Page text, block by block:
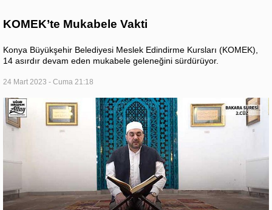
KOMEK’te Mukabele Vakti
Konya Büyükşehir Belediyesi Meslek Edindirme Kursları (KOMEK),
14 asırdır devam eden mukabele geleneğini sürdürüyor.
24 Mart 2023 - Cuma 21:18